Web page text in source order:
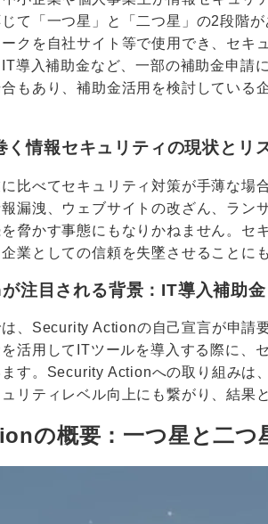
て「一つ星」と「二つ星」の2段階
クを自社サイト等で使用でき、セキ
導入補助金など、一部の補助金申請
もあり、補助金活用を検討している
く情報セキュリティの現状とリ
比べてセキュリティ対策が手薄な場
漏洩、ウェブサイトの改ざん、ラン
脅かす事態にもなりかねません。セ
業としての信頼を失墜させることに
注目される背景：IT導入補助金
、Security Actionの自己宣言が申請
活用してITツールを導入する際に、
す。Security Actionへの取り組みは
リティレベル向上にも繋がり、結果
の概要：一つ星と二つ